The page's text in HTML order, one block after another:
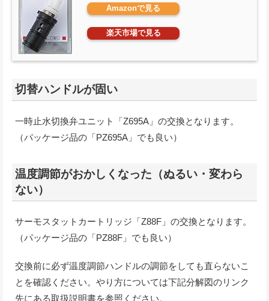
Amazonで見る
楽天市場で見る
切替ハンドルが固い
一時止水切換弁ユニット「Z695A」の交換となります。
（パッケージ品の「PZ695A」でも良い）
温度調節がおかしくなった（ぬるい・変わら
ない）
サーモスタットカートリッジ「Z88F」の交換となります。
（パッケージ品の「PZ88F」でも良い）
交換前に必ず温度調節ハンドルの調節をしても直らないこ
とを確認ください。やり方については下記分解図のリンク
先にある取扱説明書を参照ください。